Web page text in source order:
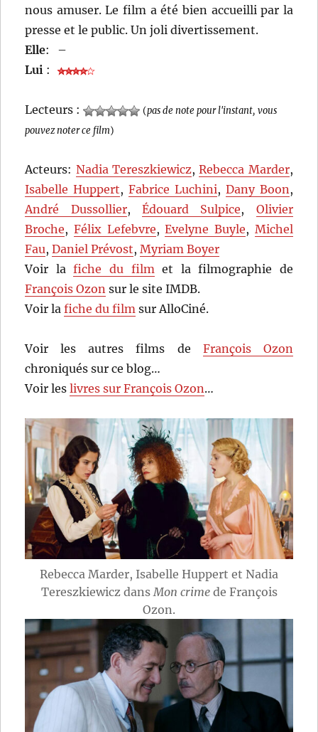
nous amuser. Le film a été bien accueilli par la
presse et le public. Un joli divertissement.
Elle:
–
Lui :
Lecteurs : (pas de note pour l'instant, vous
pouvez noter ce film)
Acteurs: Nadia Tereszkiewicz,Rebecca Marder,
Isabelle Huppert,Fabrice Luchini, Dany Boon,
André Dussollier,Édouard Sulpice, Olivier
Broche, Félix Lefebvre,Evelyne Buyle, Michel
Fau,Daniel Prévost,Myriam Boyer
Voir lafiche du filmet la filmographie de
François Ozon sur le site IMDB.
Voir lafiche du film sur AlloCiné.
Voir les autres films de François Ozon
chroniqués sur ce blog…
Voir leslivres sur François Ozon…
Rebecca Marder, Isabelle Huppert et Nadia
Tereszkiewicz dans Mon crimede François
Ozon.